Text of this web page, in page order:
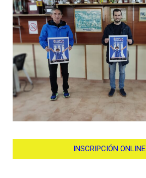
INSCRIPCIÓN ONLINE